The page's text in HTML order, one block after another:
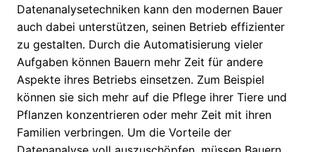
Datenanalysetechniken kann den modernen Bauer
auch dabei unterstützen, seinen Betrieb effizienter
zu gestalten. Durch die Automatisierung vieler
Aufgaben können Bauern mehr Zeit für andere
Aspekte ihres Betriebs einsetzen. Zum Beispiel
können sie sich mehr auf die Pflege ihrer Tiere und
Pflanzen konzentrieren oder mehr Zeit mit ihren
Familien verbringen. Um die Vorteile der